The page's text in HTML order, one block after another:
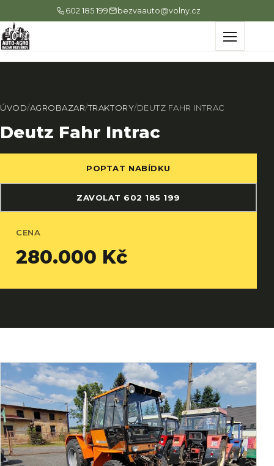
602 185 199 bezvaauto@volny.cz
Menu
ÚVOD/AGROBAZAR/TRAKTORY/DEUTZ FAHR INTRAC
Deutz Fahr Intrac
POPTAT NABÍDKU
ZAVOLAT 602 185 199
CENA
280.000 Kč